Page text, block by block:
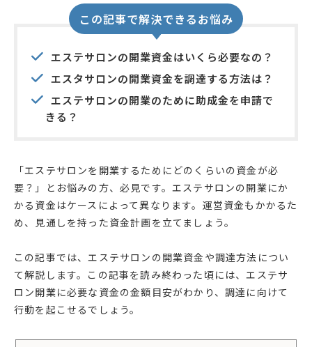
この記事で解決できるお悩み
エステサロンの開業資金はいくら必要なの？
エスタサロンの開業資金を調達する方法は？
エステサロンの開業のために助成金を申請で
きる？
「エステサロンを開業するためにどのくらいの資金が必
要？」とお悩みの方、必見です。エステサロンの開業にか
かる資金はケースによって異なります。運営資金もかかるた
め、見通しを持った資金計画を立てましょう。
この記事では、エステサロンの開業資金や調達方法につい
て解説します。この記事を読み終わった頃には、エステサ
ロン開業に必要な資金の金額目安がわかり、調達に向けて
行動を起こせるでしょう。